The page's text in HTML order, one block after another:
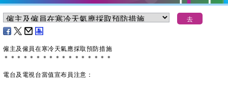
僱主及僱員在寒冷天氣應採取預防措施
＊ ＊ ＊ ＊ ＊ ＊ ＊ ＊ ＊ ＊ ＊ ＊ ＊ ＊ ＊ ＊ ＊
電台及電視台當值宣布員注意：